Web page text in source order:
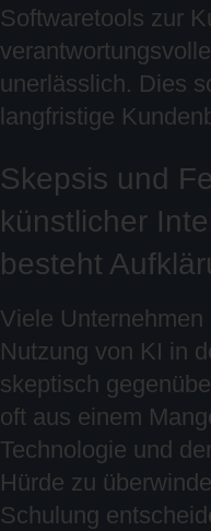
Softwaretools zur
unerlässlich. Dies
langfristige
Skepsis und
künstlicher
besteht
Viele
Nutzung von KI in
skeptisch
oft aus einem
Technologie und
Hürde zu
Schulung